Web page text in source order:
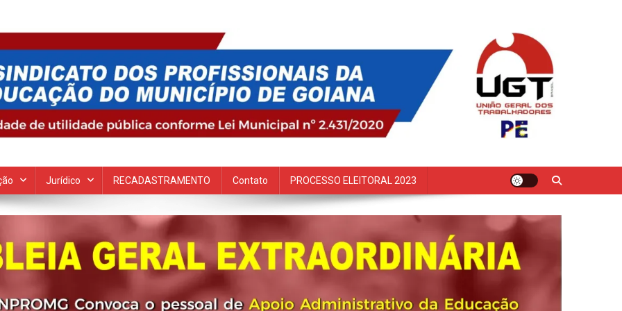
Jurídico RECADASTRAMENTO Contato PROCESSO ELEITORAL 2023